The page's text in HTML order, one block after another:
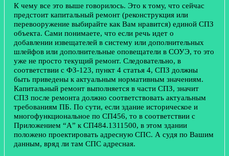
К чему все это выше говорилось. Это к тому, что сейчас
предстоит капитальный ремонт (реконструкция или
перевооружение выбирайте как Вам нравится) единой СПЗ
объекта. Сами понимаете, что если речь идет о
добавлении извещателей в систему или дополнительных
шлейфов или дополнительные оповещатели в СОУЭ, то это
уже не просто текущий ремонт. Следовательно, в
соответствии с ФЗ-123, пункт 4 статья 4, СПЗ должны
быть приведены к актуальным нормативным значениям.
Капитальный ремонт выполняется в части СПЗ, значит
СПЗ после ремонта должно соответствовать актуальным
требованиям ПБ. По сути, если здание историческое и
многофункциональное по СП456, то в соответствии с
Приложением “А” к СП484.1311500, в этом здании
положено проектировать адресную СПС. А судя по Вашим
данным, вряд ли там СПС адресная.